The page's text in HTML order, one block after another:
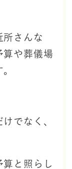
所さんな
算や葬儀場
でなく、
算と照らし